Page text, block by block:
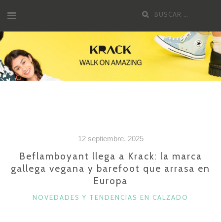
contenido
Buscar
12 septiembre, 2025
Beflamboyant llega a Krack: la marca
gallega vegana y barefoot que arrasa en
Europa
CATEGORÍAS
NOVEDADES Y TENDENCIAS EN CALZADO